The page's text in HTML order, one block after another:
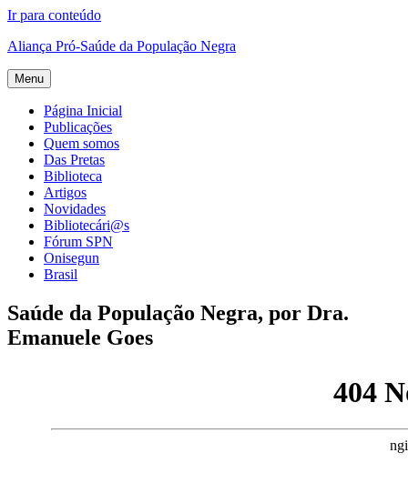
Ir para conteúdo
Aliança Pró-Saúde da População Negra
Menu
Página Inicial
Publicações
Quem somos
Das Pretas
Biblioteca
Artigos
Novidades
Bibliotecári@s
Fórum SPN
Onisegun
Brasil
Saúde da População Negra, por Dra.
Emanuele Goes